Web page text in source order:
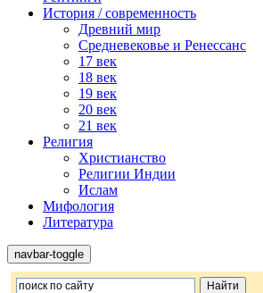
История / современность
Древний мир
Средневековье и Ренессанс
17 век
18 век
19 век
20 век
21 век
Религия
Христианство
Религии Индии
Ислам
Мифология
Литература
navbar-toggle